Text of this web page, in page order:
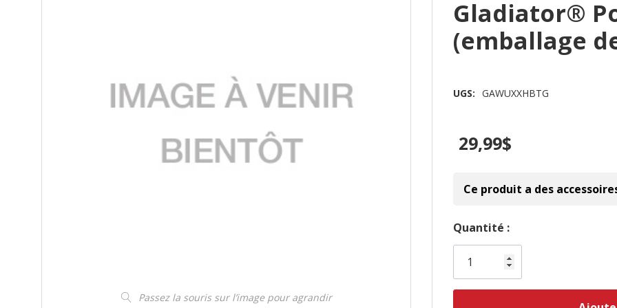
Passez la souris sur l’image pour agrandir
Gladiator®
(emballage
UGS: GAWUXXHBTG
29,99$
Ce produit a des
Dépêchez-
vous!
Quantité :